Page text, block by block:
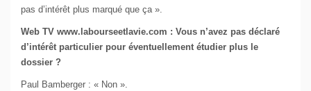
pas d’intérêt plus marqué que ça ».
Web TV www.labourseetlavie.com : Vous n’avez pas déclaré
d’intérêt particulier pour éventuellement étudier plus le
dossier ?
Paul Bamberger : « Non ».